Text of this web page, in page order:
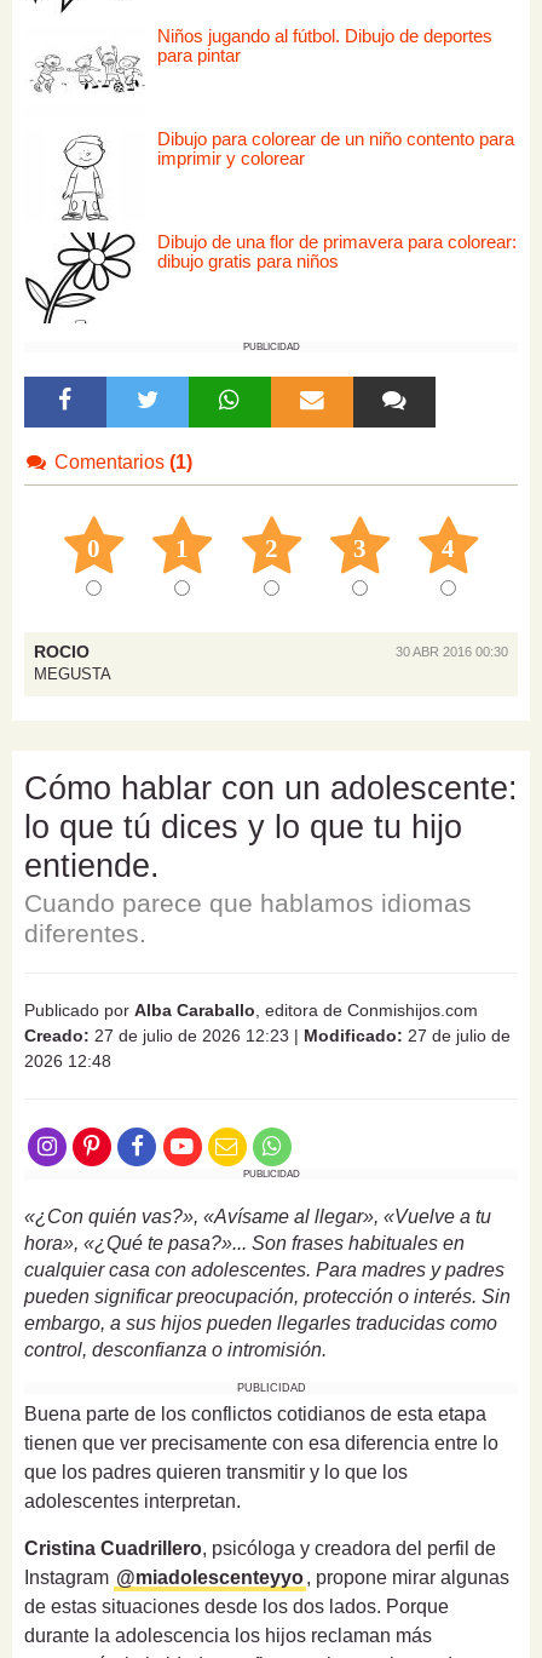
Niños jugando al fútbol. Dibujo de deportes
para pintar
Dibujo para colorear de un niño contento para
imprimir y colorear
Dibujo de una flor de primavera para colorear:
dibujo gratis para niños
PUBLICIDAD
Comentarios (1)
0 1 2 3 4
30 ABR 2016 00:30
ROCIO
MEGUSTA
Cómo hablar con un adolescente:
lo que tú dices y lo que tu hijo
entiende.
Cuando parece que hablamos idiomas
diferentes.
Publicado por Alba Caraballo , editora de Conmishijos.com
Creado: 27 de julio de 2026 12:23 | Modificado: 27 de julio de
2026 12:48
PUBLICIDAD
«¿Con quién vas?», «Avísame al llegar», «Vuelve a tu
hora», «¿Qué te pasa?»... Son frases habituales en
cualquier casa con adolescentes. Para madres y padres
pueden significar preocupación, protección o interés. Sin
embargo, a sus hijos pueden llegarles traducidas como
control, desconfianza o intromisión.
PUBLICIDAD
Buena parte de los conflictos cotidianos de esta etapa
tienen que ver precisamente con esa diferencia entre lo
que los padres quieren transmitir y lo que los
adolescentes interpretan.
Cristina Cuadrillero, psicóloga y creadora del perfil de
Instagram @miadolescenteyyo, propone mirar algunas
de estas situaciones desde los dos lados. Porque
durante la adolescencia los hijos reclaman más